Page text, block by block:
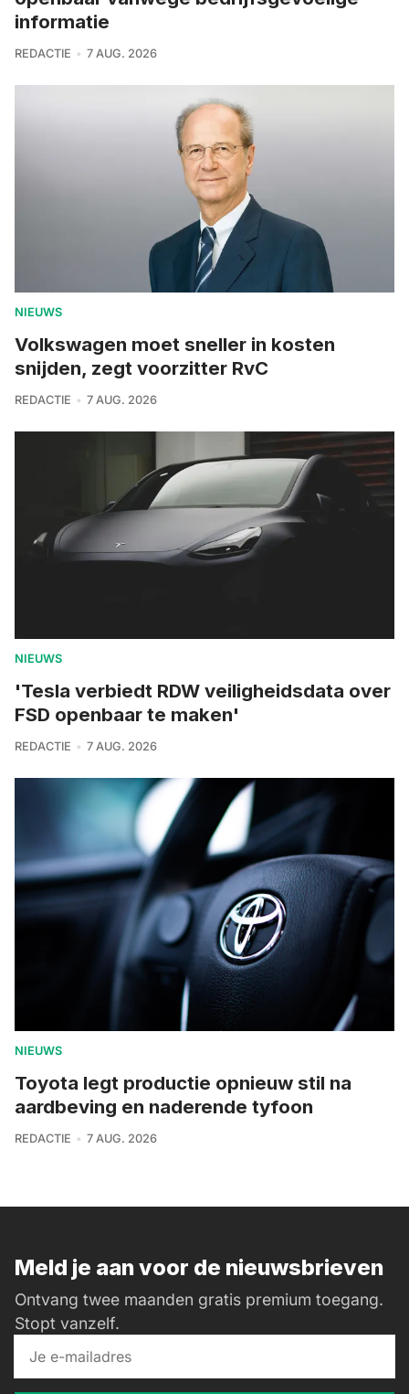
informatie
REDACTIE 7 AUG. 2026
NIEUWS
Volkswagen moet sneller in kosten
snijden, zegt voorzitter RvC
REDACTIE 7 AUG. 2026
NIEUWS
'Tesla verbiedt RDW veiligheidsdata over
FSD openbaar te maken'
REDACTIE 7 AUG. 2026
NIEUWS
Toyota legt productie opnieuw stil na
aardbeving en naderende tyfoon
REDACTIE 7 AUG. 2026
Meld je aan voor de nieuwsbrieven
Ontvang twee maanden gratis premium toegang.
Stopt vanzelf.